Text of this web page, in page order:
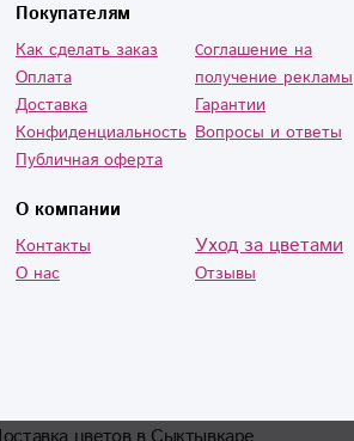
Покупателям
Как сделать заказ
Оплата
Доставка
Конфиденциальность
Публичная оферта
Cоглашение на
получение рекламы
Гарантии
Вопросы и ответы
О компании
Контакты
О нас
Уход за цветами
Отзывы